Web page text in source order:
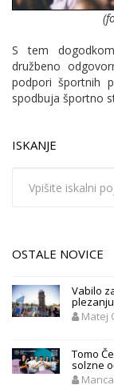
S tem
družbeno
podpori športnih
spodbuja športno
ISKANJE
OSTALE NOVICE
Vabilo
Matej
Tomo
solzne